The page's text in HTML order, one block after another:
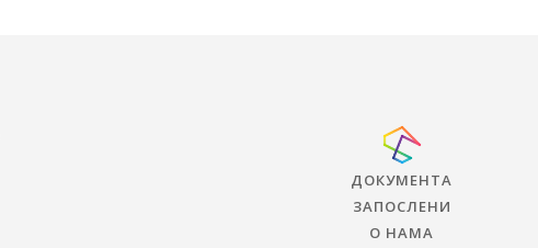
ДОКУМЕНТА
ЗАПОСЛЕНИ
О НАМА